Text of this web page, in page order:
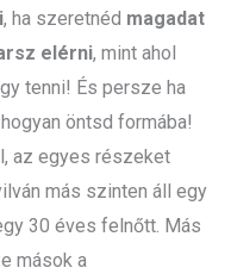
, ha szeretnéd magadat
elérni, mint ahol
tenni! És persze ha
öntsd formába!
az egyes részeket
más szinten áll egy
30 éves felnőtt. Más
mások a